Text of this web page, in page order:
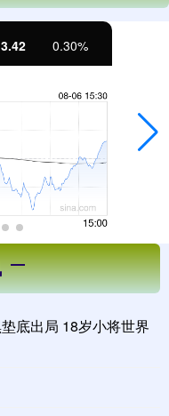
3.42 0.30%
底出局 18岁小将世界